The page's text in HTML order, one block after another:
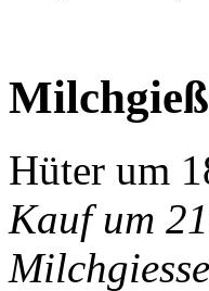
Hüter um
Kauf um